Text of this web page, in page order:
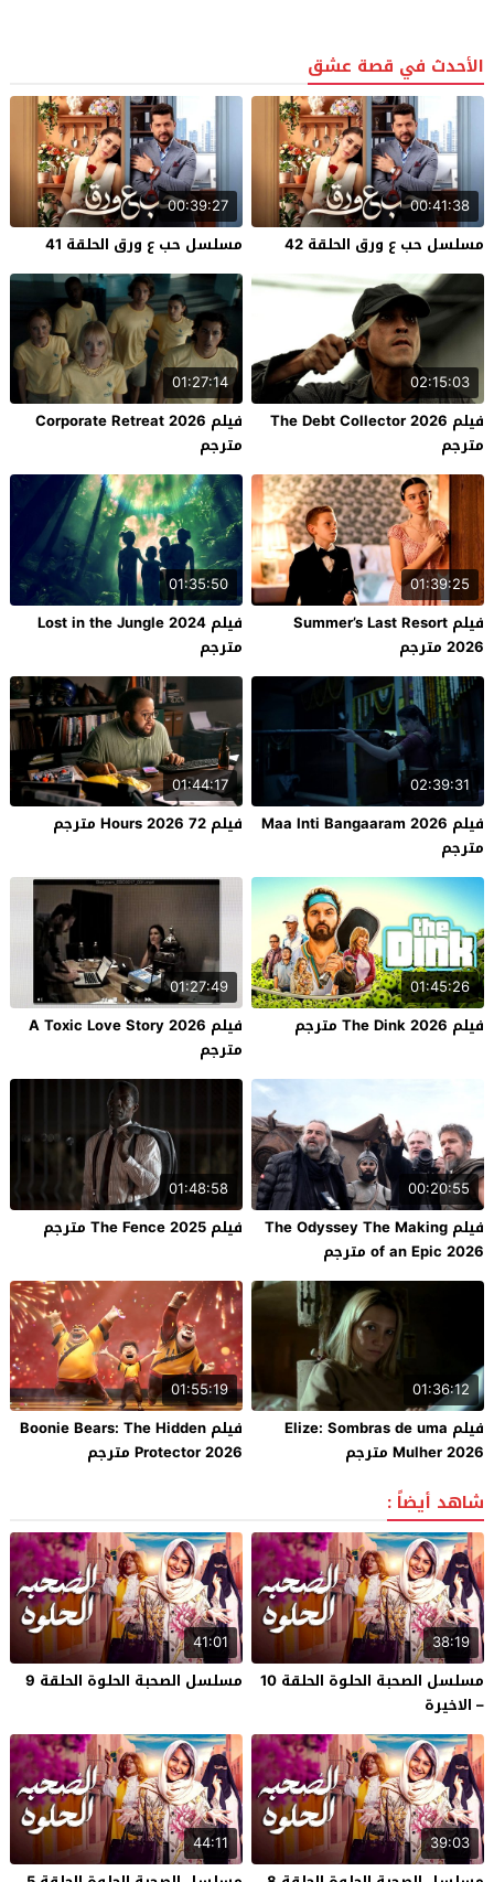
الأحدث في قصة عشق
00:41:38
مسلسل حب ع ورق الحلقة 42
00:39:27
مسلسل حب ع ورق الحلقة 41
02:15:03
فيلم The Debt Collector 2026
مترجم
01:27:14
فيلم Corporate Retreat 2026
مترجم
01:39:25
فيلم Summer’s Last Resort
2026 مترجم
01:35:50
فيلم Lost in the Jungle 2024
مترجم
02:39:31
فيلم Maa Inti Bangaaram 2026
مترجم
01:44:17
فيلم 72 Hours 2026 مترجم
01:45:26
فيلم The Dink 2026 مترجم
01:27:49
فيلم A Toxic Love Story 2026
مترجم
00:20:55
فيلم The Odyssey The Making
of an Epic 2026 مترجم
01:48:58
فيلم The Fence 2025 مترجم
01:36:12
فيلم Elize: Sombras de uma
Mulher 2026 مترجم
01:55:19
فيلم Boonie Bears: The Hidden
Protector 2026 مترجم
شاهد أيضاً :
38:19
مسلسل الصحبة الحلوة الحلقة 10
– الاخيرة
41:01
مسلسل الصحبة الحلوة الحلقة 9
39:03
44:11